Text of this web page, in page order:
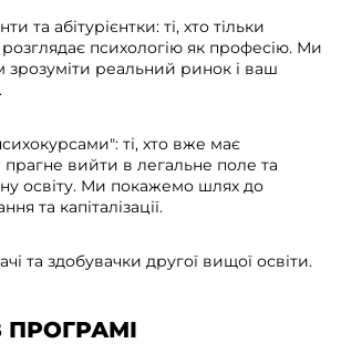
та абітурієнтки: ті, хто тільки
розглядає психологію як професію. Ми
реальний ринок і ваш
ті, хто вже має
прагне вийти в легальне поле та
освіту. Ми покажемо шлях до
та капіталізації.
та здобувачки другої вищої освіти.